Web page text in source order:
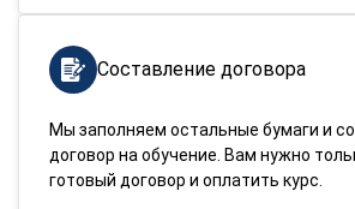
Составление договора
Мы заполняем остальные бумаги и
договор на обучение. Вам нужно
готовый договор и оплатить курс.